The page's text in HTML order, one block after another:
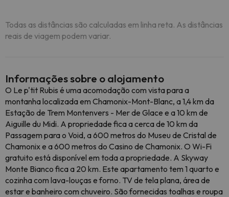
Todas as distâncias são calculadas em linha reta. As distâncias
reais de viagem podem variar.
Informações sobre o alojamento
O Le p'tit Rubis é uma acomodação com vista para a
montanha localizada em Chamonix-Mont-Blanc, a 1,4 km da
Estação de Trem Montenvers - Mer de Glace e a 10 km de
Aiguille du Midi. A propriedade fica a cerca de 10 km da
Passagem para o Void, a 600 metros do Museu de Cristal de
Chamonix e a 600 metros do Casino de Chamonix. O Wi-Fi
gratuito está disponível em toda a propriedade. A Skyway
Monte Bianco fica a 20 km. Este apartamento tem 1 quarto e
cozinha com lava-louças e forno. TV de tela plana, área de
estar e banheiro com chuveiro. São fornecidas toalhas e roupa